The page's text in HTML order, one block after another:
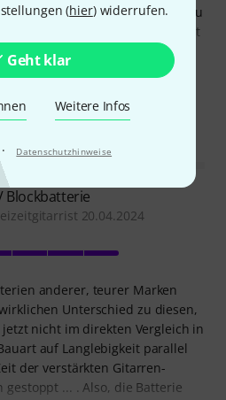
(hier) widerrufen.
Geht klar
Weitere Infos
· Datenschutzhinweise
Ausnahmetalent an Batterie zu
rundum sorgfältigst aufgebracht
MELDEN
Blockbatterie
20.04.2024
anderer, teurer Marken
Unterschied zu diesen,
nicht im direkten Vergleich in
auf Langlebigkeit parallel
der verstärkten Gitarren-
gestoppt ... . Also, die Batterie